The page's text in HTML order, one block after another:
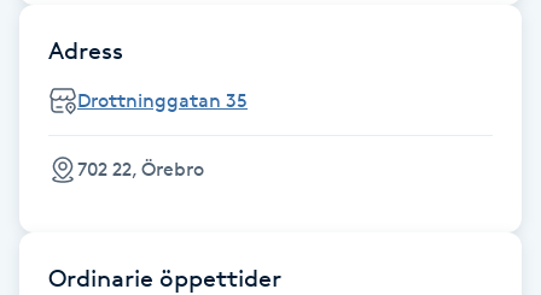
Hot Stone Massage
Hot yoga
Hudföryngring
Adress
Drottninggatan 35
702 22, Örebro
Ordinarie öppettider